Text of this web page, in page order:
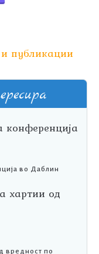
публикации
во Даблин
вредност по